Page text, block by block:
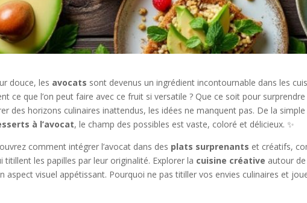
douce, les avocats sont devenus un ingrédient incontournable dans les
ce que l’on peut faire avec ce fruit si versatile ? Que ce soit pour
des horizons culinaires inattendus, les idées ne manquent pas. De la simple
à l’avocat, le champ des possibles est vaste, coloré et délicieux. ✨
comment intégrer l’avocat dans des plats surprenants et créatifs,
les papilles par leur originalité. Explorer la cuisine créative autour
aspect visuel appétissant. Pourquoi ne pas titiller vos envies culinaires et